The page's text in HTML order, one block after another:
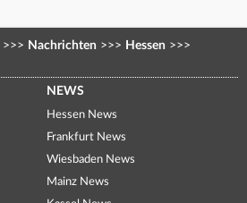
>>> Nachrichten >>> Hessen >>>
NEWS
Hessen News
Frankfurt News
Wiesbaden News
Mainz News